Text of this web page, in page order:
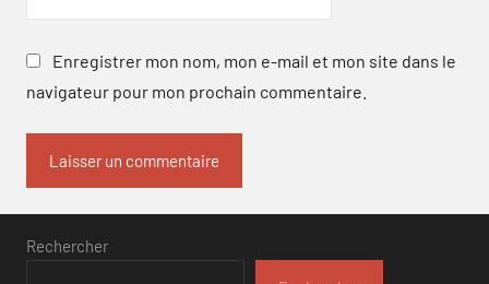
Enregistrer mon nom, mon e-mail et mon site dans le
navigateur pour mon prochain commentaire.
Rechercher